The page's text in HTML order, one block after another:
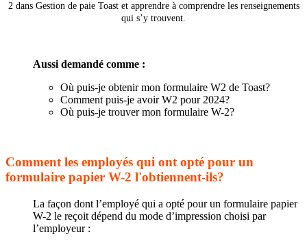
2 dans Gestion de paie Toast et apprendre à comprendre les renseignements
qui s’y trouvent.
Aussi demandé comme :
Où puis-je obtenir mon formulaire W2 de Toast?
Comment puis-je avoir W2 pour 2024?
Où puis-je trouver mon formulaire W-2?
Comment les employés qui ont opté pour un
formulaire papier W-2 l'obtiennent-ils?
La façon dont l’employé qui a opté pour un formulaire papier
W-2 le reçoit dépend du mode d’impression choisi par
l’employeur :